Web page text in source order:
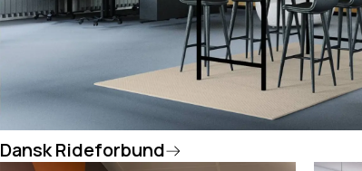
Dansk Rideforbund